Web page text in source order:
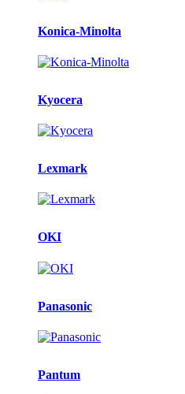
Konica-Minolta
Kyocera
Lexmark
OKI
Panasonic
Pantum